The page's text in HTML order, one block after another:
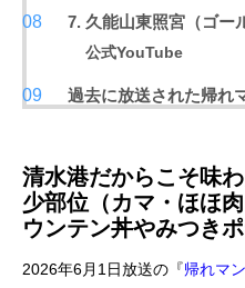
7. 久能山東照宮（ゴー
公式YouTube
過去に放送された帰れ
清水港だからこそ味
少部位（カマ・ほほ
ウンテン丼やみつき
2026年6月1日放送の『帰れマ